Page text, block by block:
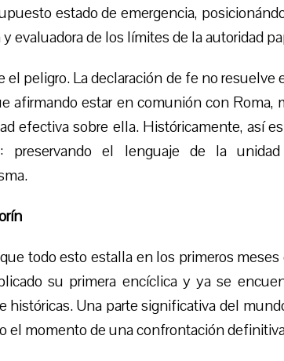
estado de emergencia,
evaluadora de los límites de la autoridad
el peligro. La declaración de fe no
afirmando estar en comunión con Roma,
efectiva sobre ella. Históricamente, así
preservando el lenguaje de la
todo esto estalla en los primeros
su primera encíclica y ya se
Una parte significativa del
el momento de una confrontación